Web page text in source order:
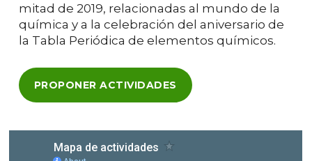
mitad de 2019, relacionadas al mundo de la
química y a la celebración del aniversario de
la Tabla Periódica de elementos químicos.
PROPONER ACTIVIDADES